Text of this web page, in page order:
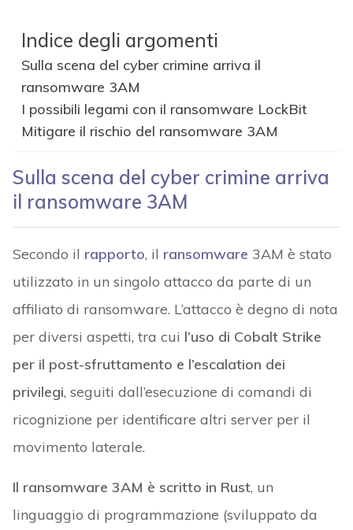
Indice degli argomenti
Sulla scena del cyber crimine arriva il
ransomware 3AM
I possibili legami con il ransomware LockBit
Mitigare il rischio del ransomware 3AM
Sulla scena del cyber crimine arriva
il ransomware 3AM
Secondo il rapporto, il ransomware 3AM è stato
utilizzato in un singolo attacco da parte di un
affiliato di ransomware. L’attacco è degno di nota
per diversi aspetti, tra cui l’uso di Cobalt Strike
per il post-sfruttamento e l’escalation dei
privilegi, seguiti dall’esecuzione di comandi di
ricognizione per identificare altri server per il
movimento laterale.
Il ransomware 3AM è scritto in Rust, un
linguaggio di programmazione (sviluppato da